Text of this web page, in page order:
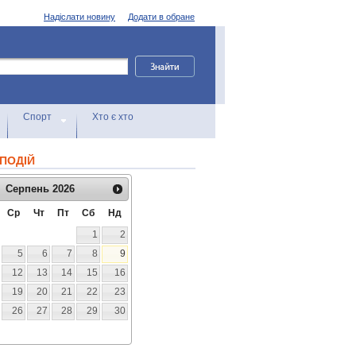
Додати в обране
Надіслати новину
Спорт Хто є хто
Серпень 2026
Ср Чт Пт Сб
Нд
1
2
5 6 7 8
9
12 13 14 15
16
19 20 21 22
23
26 27 28 29
30